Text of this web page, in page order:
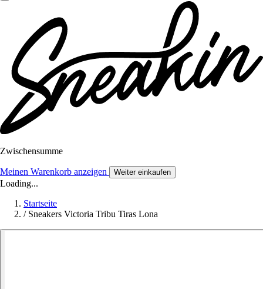
Zwischensumme
Meinen Warenkorb anzeigen Weiter einkaufen
Loading...
Startseite
/ Sneakers Victoria Tribu Tiras Lona